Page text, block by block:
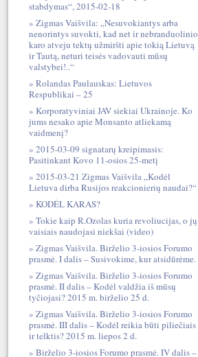
stabdymas“, 2015-02-18
Zigmas Vaišvila: „Nesuvokiantys arba
nenorintys suvokti, kad net ir nebranduolinio
karo atveju tektų užmiršti apie tokią Lietuvą
ir Tautą, neturi teisės vadovauti mūsų
valstybei!..“
Rolandas Paulauskas: Lietuvos
Respublikai – 25
Korporatyviniai JAV siekiai Ukrainoje. Ko
jums nesako apie Monsanto atliekamą
vaidmenį?
2015-03-09 signatarų kreipimasis:
Pasitinkant Kovo 11-osios 25-metį
2015-03-21 Zigmas Vaišvila „Kodėl
Lietuva dirba Rusijos reakcionierių naudai?“
KODĖL KARAS?
Tokie kaip R.Ozolas kuria revoliucijas, o jų
vaisiais naudojasi niekšai (video)
Zigmas Vaišvila. Birželio 3-iosios Forumo
prasmė. I dalis – Susivokime, kur atsidūrėme.
Zigmas Vaišvila. Birželio 3-iosios Forumo
prasmė. II dalis – Kodėl valdžia iš mūsų
tyčiojasi? 2015 m. birželio 25 d.
Zigmas Vaišvila. Birželio 3-iosios Forumo
prasmė. III dalis – Kodėl reikia būti piliečiais
ir telktis? 2015 m. liepos 2 d.
Birželio 3-iosios Forumo prasmė. IV dalis –